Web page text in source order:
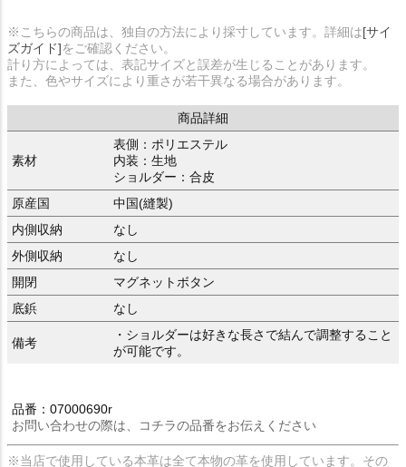
※こちらの商品は、独自の方法により採寸しています。詳細は[サイ
ズガイド]をご確認ください。
計り方によっては、表記サイズと誤差が生じることがあります。
また、色やサイズにより重さが若干異なる場合があります。
商品詳細
素材
表側：ポリエステル
内装：生地
ショルダー：合皮
原産国
中国(縫製)
内側収納
なし
外側収納
なし
開閉
マグネットボタン
底鋲
なし
備考
・ショルダーは好きな長さで結んで調整すること
が可能です。
品番：07000690r
お問い合わせの際は、コチラの品番をお伝えください
※当店で使用している本革は全て本物の革を使用しています。その